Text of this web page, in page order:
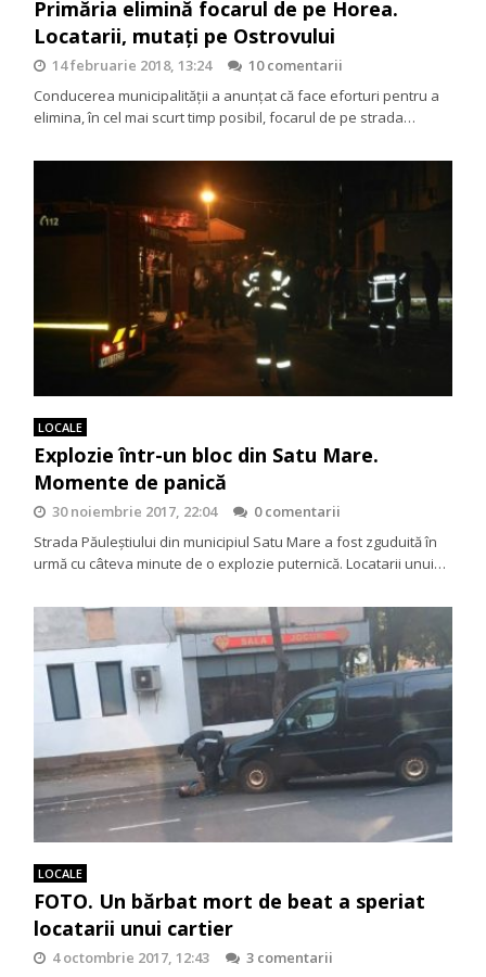
Primăria elimină focarul de pe Horea.
Locatarii, mutați pe Ostrovului
14 februarie 2018, 13:24
10 comentarii
Conducerea municipalității a anunțat că face eforturi pentru a
elimina, în cel mai scurt timp posibil, focarul de pe strada…
LOCALE
Explozie într-un bloc din Satu Mare.
Momente de panică
30 noiembrie 2017, 22:04
0 comentarii
Strada Păuleștiului din municipiul Satu Mare a fost zguduită în
urmă cu câteva minute de o explozie puternică. Locatarii unui…
LOCALE
FOTO. Un bărbat mort de beat a speriat
locatarii unui cartier
4 octombrie 2017, 12:43
3 comentarii